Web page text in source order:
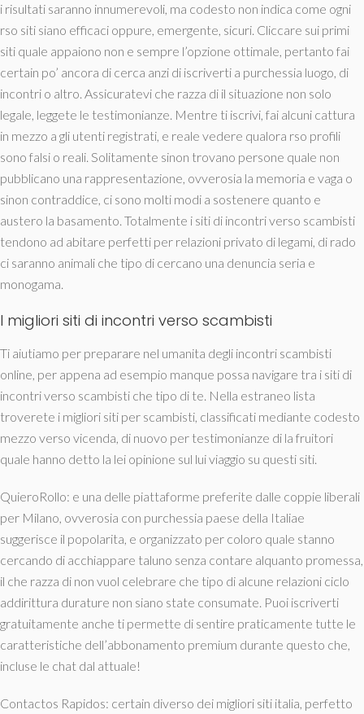
i risultati saranno innumerevoli, ma codesto non indica come ogni
rso siti siano efficaci oppure, emergente, sicuri. Cliccare sui primi
siti quale appaiono non e sempre l’opzione ottimale, pertanto fai
certain po’ ancora di cerca anzi di iscriverti a purchessia luogo, di
incontri o altro. Assicuratevi che razza di il situazione non solo
legale, leggete le testimonianze. Mentre ti iscrivi, fai alcuni cattura
in mezzo a gli utenti registrati, e reale vedere qualora rso profili
sono falsi o reali. Solitamente sinon trovano persone quale non
pubblicano una rappresentazione, ovverosia la memoria e vaga o
sinon contraddice, ci sono molti modi a sostenere quanto e
austero la basamento. Totalmente i siti di incontri verso scambisti
tendono ad abitare perfetti per relazioni privato di legami, di rado
ci saranno animali che tipo di cercano una denuncia seria e
monogama.
I migliori siti di incontri verso scambisti
Ti aiutiamo per preparare nel umanita degli incontri scambisti
online, per appena ad esempio manque possa navigare tra i siti di
incontri verso scambisti che tipo di te. Nella estraneo lista
troverete i migliori siti per scambisti, classificati mediante codesto
mezzo verso vicenda, di nuovo per testimonianze di la fruitori
quale hanno detto la lei opinione sul lui viaggio su questi siti.
QuieroRollo: e una delle piattaforme preferite dalle coppie liberali
per Milano, ovverosia con purchessia paese della Italiae
suggerisce il popolarita, e organizzato per coloro quale stanno
cercando di acchiappare taluno senza contare alquanto promessa,
il che razza di non vuol celebrare che tipo di alcune relazioni ciclo
addirittura durature non siano state consumate. Puoi iscriverti
gratuitamente anche ti permette di sentire praticamente tutte le
caratteristiche dell’abbonamento premium durante questo che,
incluse le chat dal attuale!
Contactos Rapidos: certain diverso dei migliori siti italia, perfetto